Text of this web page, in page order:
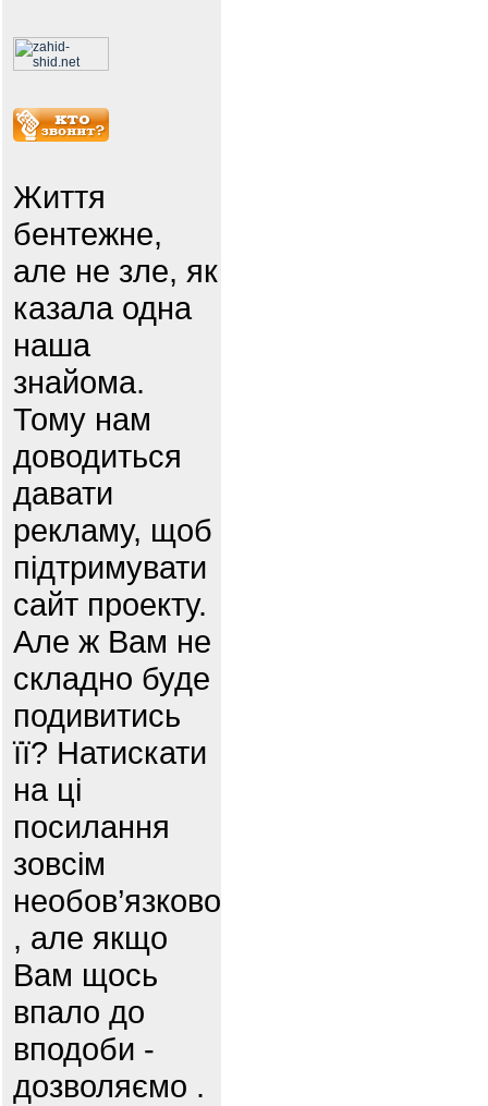
Життя
бентежне,
але не зле, як
казала одна
наша
знайома.
Тому нам
доводиться
давати
рекламу, щоб
підтримувати
сайт проекту.
Але ж Вам не
складно буде
подивитись
її? Натискати
на ці
посилання
зовсім
необов’язково
, але якщо
Вам щось
впало до
вподоби -
дозволяємо .